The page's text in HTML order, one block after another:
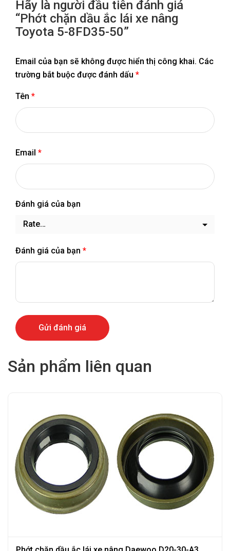
Hãy là người đầu tiên đánh giá
“Phớt chặn dầu ắc lái xe nâng
Toyota 5-8FD35-50”
Email của bạn sẽ không được hiển thị công khai. Các
trường bắt buộc được đánh dấu *
Tên *
Email *
Đánh giá của bạn
Đánh giá của bạn *
Sản phẩm liên quan